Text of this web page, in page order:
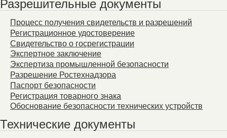
Разрешительные документы
Процесс получения свидетельств и разрешений
Регистрационное удостоверение
Свидетельство о госрегистрации
Экспертное заключение
Экспертиза промышленной безопасности
Разрешение Ростехнадзора
Паспорт безопасности
Регистрация товарного знака
Обоснование безопасности технических устройств
Технические документы